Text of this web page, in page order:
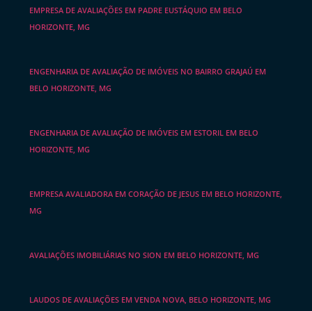
EMPRESA DE AVALIAÇÕES EM PADRE EUSTÁQUIO EM BELO
HORIZONTE, MG
ENGENHARIA DE AVALIAÇÃO DE IMÓVEIS NO BAIRRO GRAJAÚ EM
BELO HORIZONTE, MG
ENGENHARIA DE AVALIAÇÃO DE IMÓVEIS EM ESTORIL EM BELO
HORIZONTE, MG
EMPRESA AVALIADORA EM CORAÇÃO DE JESUS EM BELO HORIZONTE,
MG
AVALIAÇÕES IMOBILIÁRIAS NO SION EM BELO HORIZONTE, MG
LAUDOS DE AVALIAÇÕES EM VENDA NOVA, BELO HORIZONTE, MG